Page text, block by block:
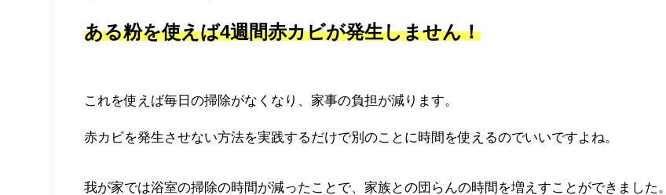
ある粉を使えば4週間赤カビが発生しません！
これを使えば毎日の掃除がなくなり、家事の負担が減ります。
赤カビを発生させない方法を実践するだけで別のことに時間を使えるのでいいですよね。
我が家では浴室の掃除の時間が減ったことで、家族との団らんの時間を増えすことができました。